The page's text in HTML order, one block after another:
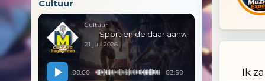
Cultuur
Cultuur
Sport en de daar aanwezige sex
21 juli 2026
00:00 03:50
Ik